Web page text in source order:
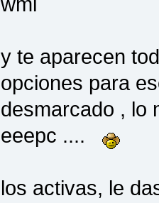
y te aparecen
opciones para
desmarcado , lo
eeepc ....
los activas, le